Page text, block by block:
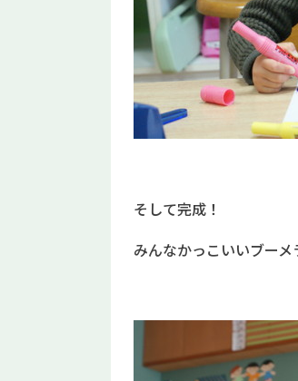
そして完成！
みんなかっこいいブーメ